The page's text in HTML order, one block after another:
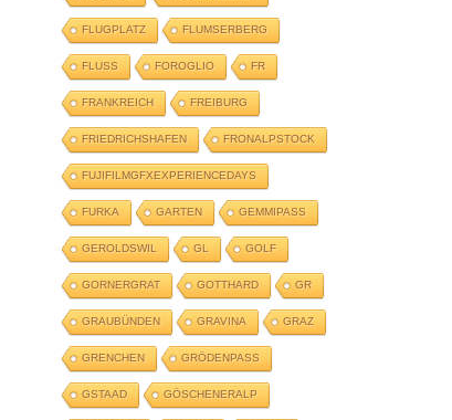
FLUGPLATZ FLUMSERBERG
FLUSS FOROGLIO FR
FRANKREICH FREIBURG
FRIEDRICHSHAFEN FRONALPSTOCK
FUJIFILMGFXEXPERIENCEDAYS
FURKA GARTEN GEMMIPASS
GEROLDSWIL GL GOLF
GORNERGRAT GOTTHARD GR
GRAUBÜNDEN GRAVINA GRAZ
GRENCHEN GRÖDENPASS
GSTAAD GÖSCHENERALP